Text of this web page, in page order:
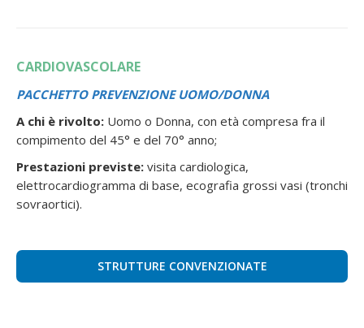
CARDIOVASCOLARE
PACCHETTO PREVENZIONE UOMO/DONNA
A chi è rivolto: Uomo o Donna, con età compresa fra il
compimento del 45° e del 70° anno;
Prestazioni previste: visita cardiologica,
elettrocardiogramma di base, ecografia grossi vasi (tronchi
sovraortici).
STRUTTURE CONVENZIONATE